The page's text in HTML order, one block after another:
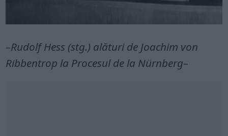
–Rudolf Hess (stg.) alături de Joachim von
Ribbentrop la Procesul de la Nürnberg–